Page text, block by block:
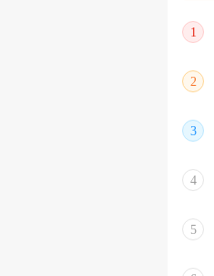
1
2
3
4
5